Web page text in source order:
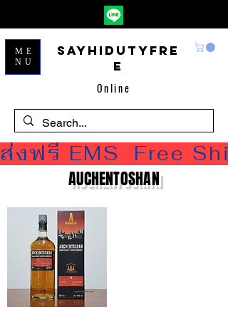
Sayhidutyfre
e
Online
ME
NU
ส่งฟรี EMS  Free
AUCHENTOSHAN